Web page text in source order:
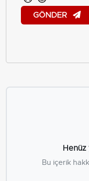
GÖNDER
Henüz
Bu içerik